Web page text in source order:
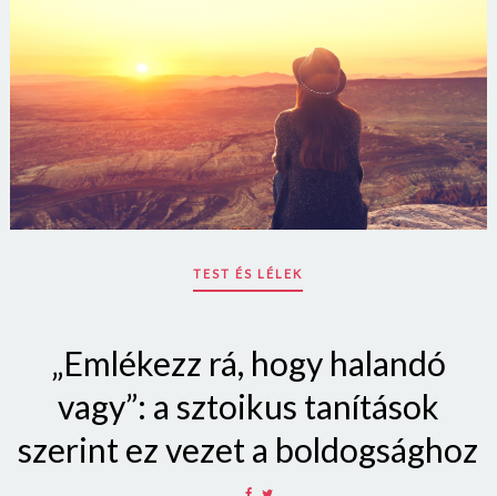
TEST ÉS LÉLEK
„Emlékezz rá, hogy halandó
vagy”: a sztoikus tanítások
szerint ez vezet a boldogsághoz